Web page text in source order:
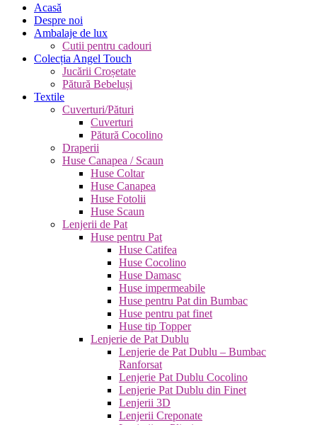
Acasă
Despre noi
Ambalaje de lux
Cutii pentru cadouri
Colecția Angel Touch
Jucării Croșetate
Pătură Bebeluși
Textile
Cuverturi/Pături
Cuverturi
Pătură Cocolino
Draperii
Huse Canapea / Scaun
Huse Coltar
Huse Canapea
Huse Fotolii
Huse Scaun
Lenjerii de Pat
Huse pentru Pat
Huse Catifea
Huse Cocolino
Huse Damasc
Huse impermeabile
Huse pentru Pat din Bumbac
Huse pentru pat finet
Huse tip Topper
Lenjerie de Pat Dublu
Lenjerie de Pat Dublu – Bumbac
Ranforsat
Lenjerie Pat Dublu Cocolino
Lenjerie Pat Dublu din Finet
Lenjerii 3D
Lenjerii Creponate